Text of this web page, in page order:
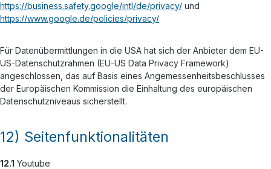
https://business.safety.google/intl/de/privacy/ und
https://www.google.de/policies/privacy/
Für Datenübermittlungen in die USA hat sich der Anbieter dem EU-
US-Datenschutzrahmen (EU-US Data Privacy Framework)
angeschlossen, das auf Basis eines Angemessenheitsbeschlusses
der Europäischen Kommission die Einhaltung des europäischen
Datenschutzniveaus sicherstellt.
12) Seitenfunktionalitäten
12.1 Youtube